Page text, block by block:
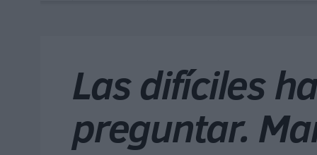
Las difíciles
preguntar.